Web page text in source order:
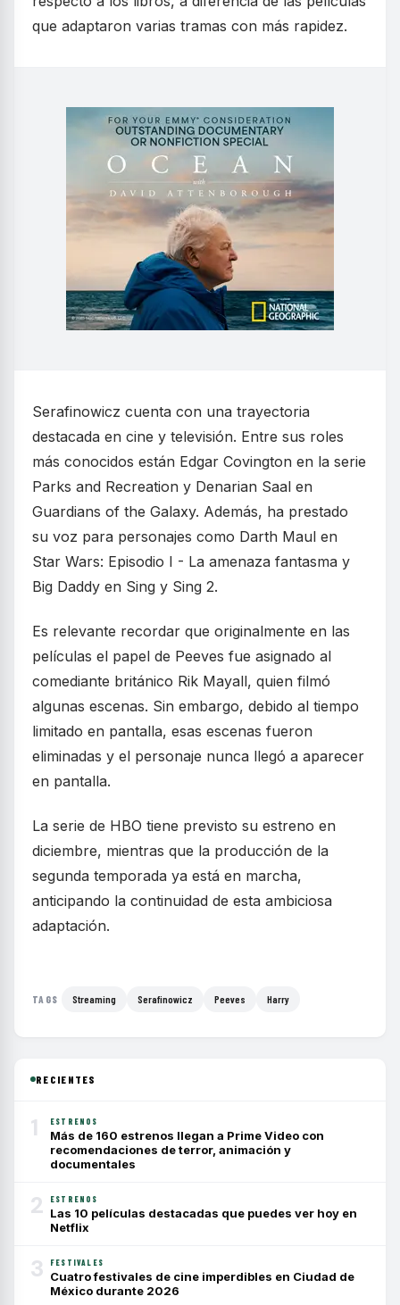
que adaptaron varias tramas con más rapidez.
Serafinowicz cuenta con una trayectoria
destacada en cine y televisión. Entre sus roles
más conocidos están Edgar Covington en la serie
Parks and Recreation y Denarian Saal en
Guardians of the Galaxy. Además, ha prestado
su voz para personajes como Darth Maul en
Star Wars: Episodio I - La amenaza fantasma y
Big Daddy en Sing y Sing 2.
Es relevante recordar que originalmente en las
películas el papel de Peeves fue asignado al
comediante británico Rik Mayall, quien filmó
algunas escenas. Sin embargo, debido al tiempo
limitado en pantalla, esas escenas fueron
eliminadas y el personaje nunca llegó a aparecer
en pantalla.
La serie de HBO tiene previsto su estreno en
diciembre, mientras que la producción de la
segunda temporada ya está en marcha,
anticipando la continuidad de esta ambiciosa
adaptación.
TAGS Streaming Serafinowicz Peeves Harry
RECIENTES
1 ESTRENOS
Más de 160 estrenos llegan a Prime Video con
recomendaciones de terror, animación y
documentales
2 ESTRENOS
Las 10 películas destacadas que puedes ver hoy en
Netflix
3 FESTIVALES
Cuatro festivales de cine imperdibles en Ciudad de
México durante 2026